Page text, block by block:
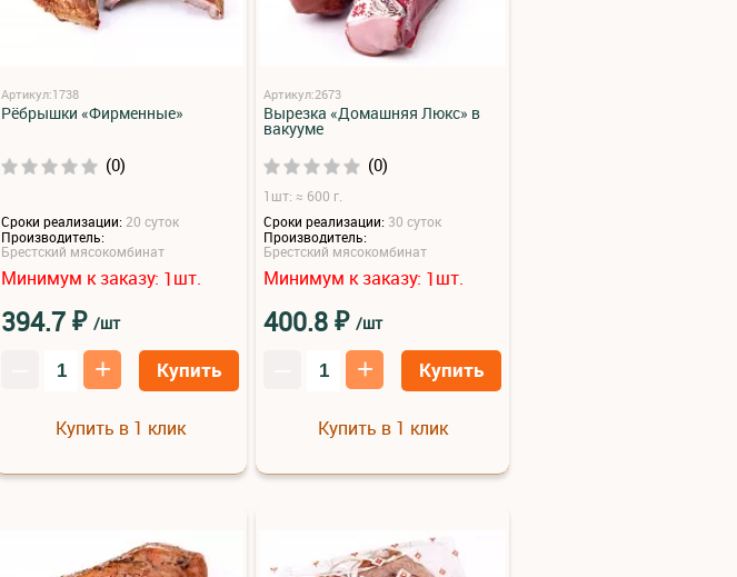
Артикул:1738
Рёбрышки «Фирменные»
(0)
Сроки реализации: 20 суток
Производитель:
Брестский мясокомбинат
Минимум к заказу: 1шт.
394.7₽ /шт
+ Купить
Купить в 1 клик
Артикул:2673
Вырезка «Домашняя Люкс» в
вакууме
(0)
1шт: ≈ 600 г.
Сроки реализации: 30 суток
Производитель:
Брестский мясокомбинат
Минимум к заказу: 1шт.
400.8₽ /шт
+ Купить
Купить в 1 клик